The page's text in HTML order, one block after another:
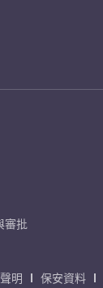
審批
明 保安資料